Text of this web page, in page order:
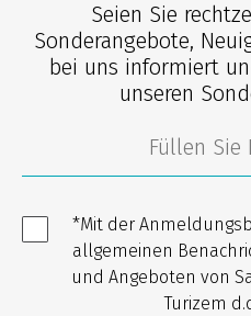
Seien Sie
Sonderangebote,
bei uns informiert
unseren
*Mit der
allgemeinen
und Angeboten von
Turizem